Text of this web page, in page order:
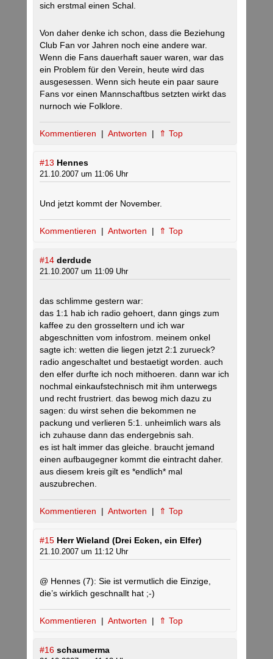
sich erstmal einen Schal.
Von daher denke ich schon, dass die Beziehung
Club Fan vor Jahren noch eine andere war.
Wenn die Fans dauerhaft sauer waren, war das
ein Problem für den Verein, heute wird das
ausgesessen. Wenn sich heute ein paar saure
Fans vor einen Mannschaftbus setzten wirkt das
nurnoch wie Folklore.
Kommentieren | Antworten | ⇑ Top
#13 Hennes
21.10.2007 um 11:06 Uhr
Und jetzt kommt der November.
Kommentieren | Antworten | ⇑ Top
#14 derdude
21.10.2007 um 11:09 Uhr
das schlimme gestern war:
das 1:1 hab ich radio gehoert, dann gings zum
kaffee zu den grosseltern und ich war
abgeschnitten vom infostrom. meinem onkel
sagte ich: wetten die liegen jetzt 2:1 zurueck?
radio angeschaltet und bestaetigt worden. auch
den elfer durfte ich noch mithoeren. dann war ich
nochmal einkaufstechnisch mit ihm unterwegs
und recht frustriert. das bewog mich dazu zu
sagen: du wirst sehen die bekommen ne
packung und verlieren 5:1. unheimlich wars als
ich zuhause dann das endergebnis sah.
es ist halt immer das gleiche. braucht jemand
einen aufbaugegner kommt die eintracht daher.
aus diesem kreis gilt es *endlich* mal
auszubrechen.
Kommentieren | Antworten | ⇑ Top
#15 Herr Wieland (Drei Ecken, ein Elfer)
21.10.2007 um 11:12 Uhr
@ Hennes (7): Sie ist vermutlich die Einzige,
die’s wirklich geschnallt hat ;-)
Kommentieren | Antworten | ⇑ Top
#16 schaumerma